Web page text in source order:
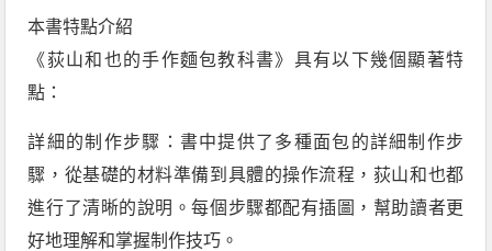
本書特點介紹
《荻山和也的手作麵包教科書》具有以下幾個顯著特
點：
詳細的制作步驟：書中提供了多種面包的詳細制作步
驟，從基礎的材料準備到具體的操作流程，荻山和也都
進行了清晰的說明。每個步驟都配有插圖，幫助讀者更
好地理解和掌握制作技巧。